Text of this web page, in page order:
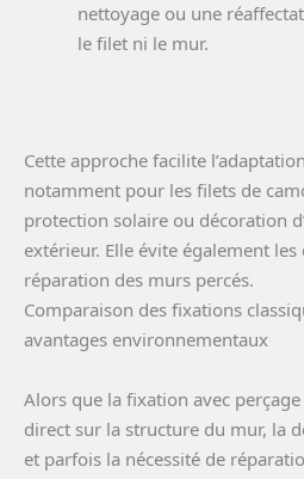
nettoyage ou une
le filet ni le mur.
Cette approche facilite
notamment pour les filets de
protection solaire ou décoration
extérieur. Elle évite également les
réparation des murs percés.
Comparaison des fixations
avantages environnementaux
Alors que la fixation avec
direct sur la structure du mur, la
et parfois la nécessité de